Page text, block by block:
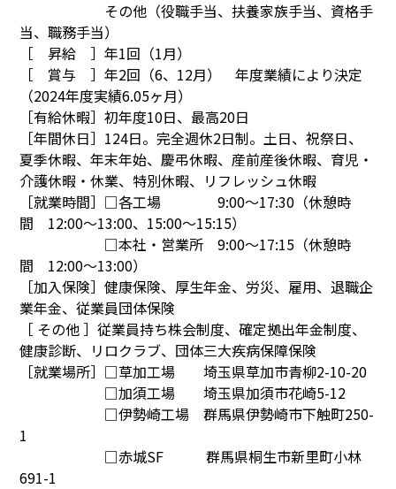
その他（役職手当、扶養家族手当、資格手
当、職務手当）
［ 昇給 ］年1回（1月）
［ 賞与 ］年2回（6、12月） 年度業績により決定
（2024年度実績6.05ヶ月）
［有給休暇］初年度10日、最高20日
［年間休日］124日。完全週休2日制。土日、祝祭日、
夏季休暇、年末年始、慶弔休暇、産前産後休暇、育児・
介護休暇・休業、特別休暇、リフレッシュ休暇
［就業時間］□各工場 9:00～17:30（休憩時
間 12:00～13:00、15:00～15:15）
□本社・営業所 9:00～17:15（休憩時
間 12:00～13:00）
［加入保険］健康保険、厚生年金、労災、雇用、退職企
業年金、従業員団体保険
［ その他 ］従業員持ち株会制度、確定拠出年金制度、
健康診断、リロクラブ、団体三大疾病保障保険
［就業場所］□草加工場 埼玉県草加市青柳2-10-20
□加須工場 埼玉県加須市花崎5-12
□伊勢崎工場 群馬県伊勢崎市下触町250-
1
□赤城SF 群馬県桐生市新里町小林
691-1